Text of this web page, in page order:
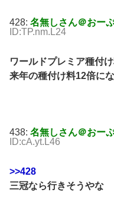
428: 名無しさん＠おー
ID:TP.nm.L24
ワールドプレミア種付
来年の種付け料12倍に
438: 名無しさん＠おー
ID:cA.yt.L46
>>428
三冠なら行きそうやな